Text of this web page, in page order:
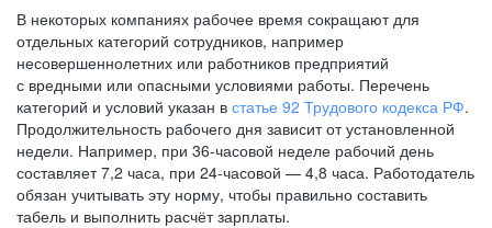
В некоторых компаниях рабочее время сокращают для
отдельных категорий сотрудников, например
несовершеннолетних или работников предприятий
с вредными или опасными условиями работы. Перечень
категорий и условий указан в статье 92 Трудового кодекса РФ.
Продолжительность рабочего дня зависит от установленной
недели. Например, при 36-часовой неделе рабочий день
составляет 7,2 часа, при 24-часовой — 4,8 часа. Работодатель
обязан учитывать эту норму, чтобы правильно составить
табель и выполнить расчёт зарплаты.